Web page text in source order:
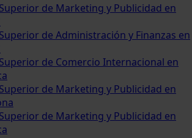
de Marketing y Publicidad en
de Administración y Finanzas en
de Comercio Internacional en
de Marketing y Publicidad en
de Marketing y Publicidad en